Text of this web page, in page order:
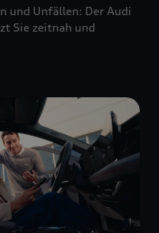
und Unfällen: Der Audi
Sie zeitnah und